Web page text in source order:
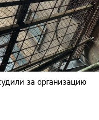
за организацию